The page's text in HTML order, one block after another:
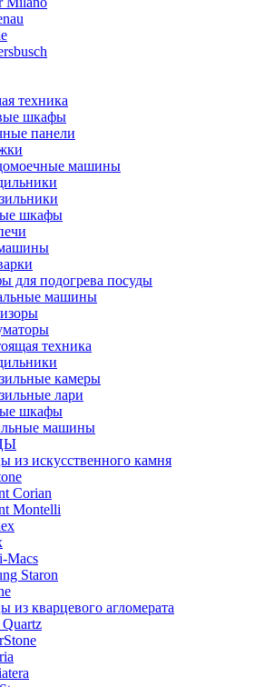
техника
шкафы
панели
машины
шкафы
для подогрева посуды
машины
техника
камеры
лари
шкафы
машины
из искусственного камня
Corian
Montelli
Macs
Staron
из кварцевого агломерата